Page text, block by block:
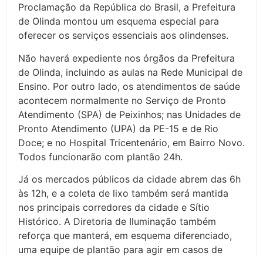
Proclamação da República do Brasil, a Prefeitura
de Olinda montou um esquema especial para
oferecer os serviços essenciais aos olindenses.
Não haverá expediente nos órgãos da Prefeitura
de Olinda, incluindo as aulas na Rede Municipal de
Ensino. Por outro lado, os atendimentos de saúde
acontecem normalmente no Serviço de Pronto
Atendimento (SPA) de Peixinhos; nas Unidades de
Pronto Atendimento (UPA) da PE-15 e de Rio
Doce; e no Hospital Tricentenário, em Bairro Novo.
Todos funcionarão com plantão 24h.
Já os mercados públicos da cidade abrem das 6h
às 12h, e a coleta de lixo também será mantida
nos principais corredores da cidade e Sítio
Histórico. A Diretoria de Iluminação também
reforça que manterá, em esquema diferenciado,
uma equipe de plantão para agir em casos de